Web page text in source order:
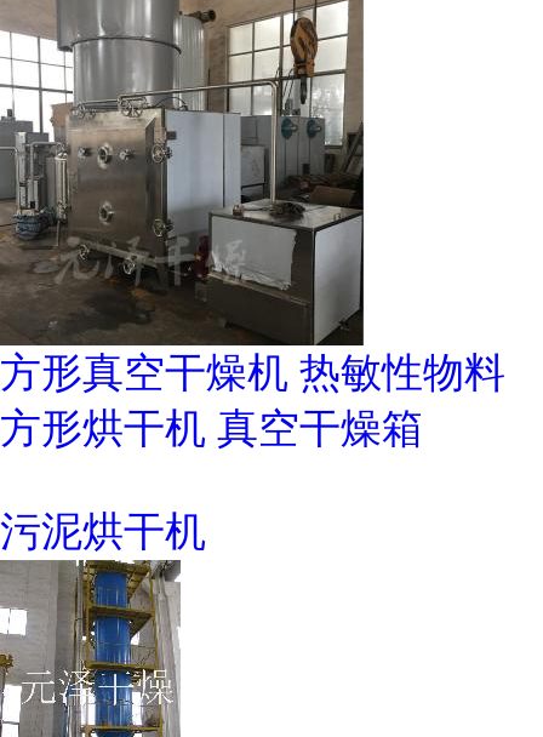
方形真空干燥机 热敏性物料
方形烘干机 真空干燥箱
污泥烘干机